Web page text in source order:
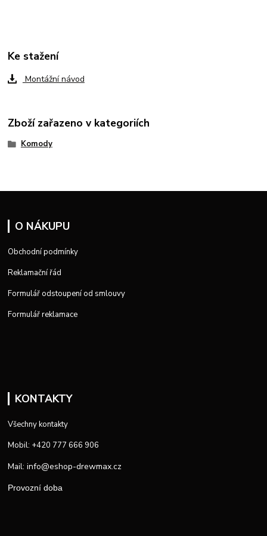
Ke stažení
Montážní návod
Zboží zařazeno v kategoriích
Komody
O NÁKUPU
Obchodní podmínky
Reklamační řád
Formulář odstoupení od smlouvy
Formulář reklamace
KONTAKTY
Všechny kontakty
Mobil: +420 777 666 906
Mail: info@eshop-drewmax.cz
Provozní doba